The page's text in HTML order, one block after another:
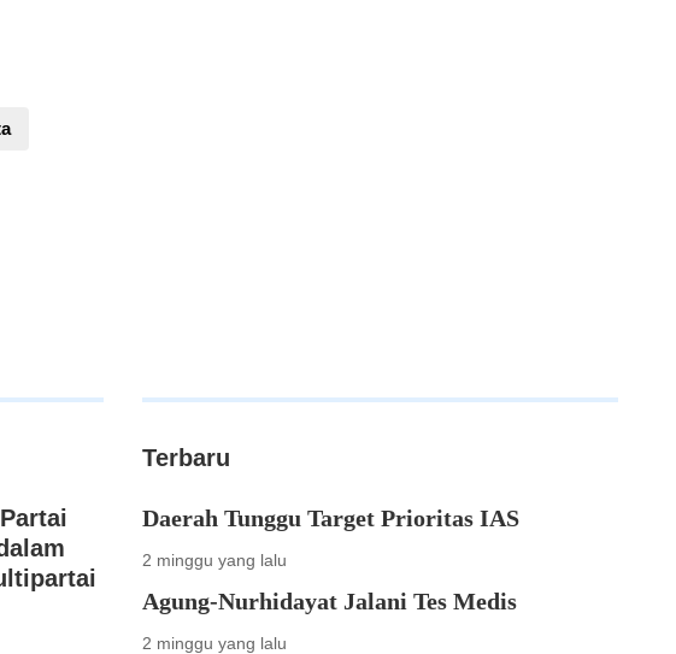
Terbaru
Daerah Tunggu Target Prioritas IAS
2 minggu yang lalu
Agung-Nurhidayat Jalani Tes Medis
2 minggu yang lalu